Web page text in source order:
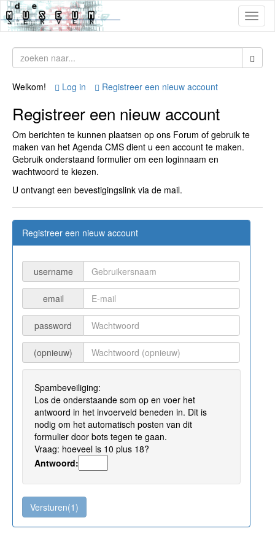
Welkom! Log in Registreer een nieuw account
Registreer een nieuw account
Om berichten te kunnen plaatsen op ons Forum of gebruik te
maken van het Agenda CMS dient u een account te maken.
Gebruik onderstaand formulier om een loginnaam en
wachtwoord te kiezen.
U ontvangt een bevestigingslink via de mail.
Registreer een nieuw account
username
email
password
(opnieuw)
Spambeveiliging:
Los de onderstaande som op en voer het
antwoord in het invoerveld beneden in. Dit is
nodig om het automatisch posten van dit
formulier door bots tegen te gaan.
Vraag: hoeveel is 10 plus 18?
Antwoord: